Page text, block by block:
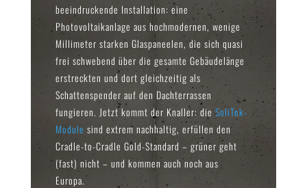
beeindruckende Installation: eine
Photovoltaikanlage aus hochmodernen, wenige
Millimeter starken Glaspaneelen, die sich quasi
frei schwebend über die gesamte Gebäudelänge
erstreckten und dort gleichzeitig als
Schattenspender auf den Dachterrassen
fungieren. Jetzt kommt der Knaller: die SoliTek-
Module sind extrem nachhaltig, erfüllen den
Cradle-to-Cradle Gold-Standard – grüner geht
(fast) nicht – und kommen auch noch aus
Europa.